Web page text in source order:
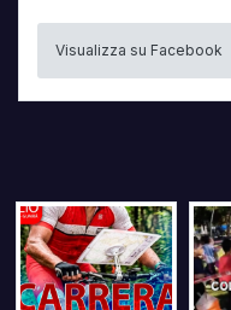
Visualizza su Facebook